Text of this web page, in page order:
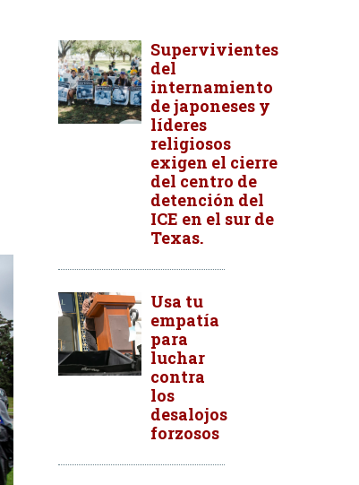
Supervivientes
del
internamiento
de japoneses y
líderes
religiosos
exigen el cierre
del centro de
detención del
ICE en el sur de
Texas.
Usa tu
empatía
para
luchar
contra
los
desalojos
forzosos